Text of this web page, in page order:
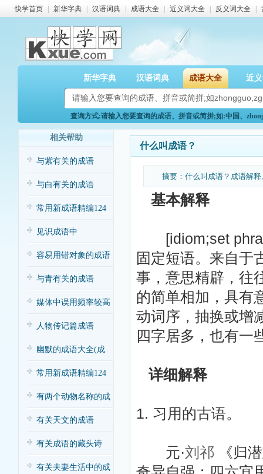
快学首页 新华字典 汉语词典 成语大全 近义词大全 反义词大全
新华字典 汉语词典 成语大全 近
查询方式:请输入您要查询的成语、拼音或简拼;如:中国、
相关帮助
与紫有关的成语
与白有关的成语
常用新成语精编124
条（三）
见识成语中
的“三”与“五”
容易用错对象的成语
与青有关的成语
媒体中误用频率较高
的成语
人物传记篇成语
幽默的成语大全(成
语脑筋急转弯3
常用新成语精编124
条（四）
有两个动物名称的成
语
有关天文的成语
有关成语的藏头诗
有关夫妻生活中的成
什么叫成语？
摘要：什么叫成语？成语解释
基本解释
[idiom;set
固定短语。来自于
事，意思精辟，往
的简单相加，具有
动词序，抽换或增
四字居多，也有一
详细解释
1. 习用的古语。
元·刘祁 《归